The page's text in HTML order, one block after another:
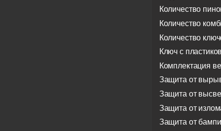
Количество
Количество
Количество
Ключ с
Комплектация
Защита от
Защита от
Защита от
Защита от